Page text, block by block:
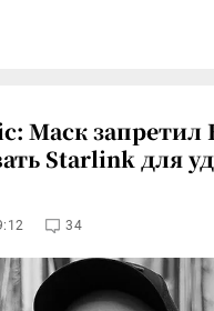
Маск запретил
Starlink для
34